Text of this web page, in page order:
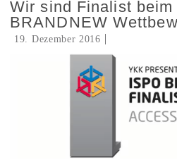
Wir sind Finalist beim
BRANDNEW
19. Dezember 2016